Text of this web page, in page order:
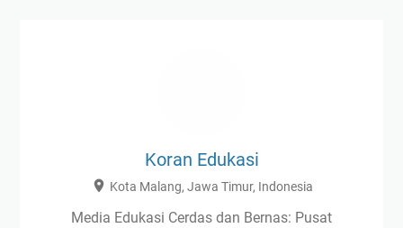
Koran Edukasi
Kota Malang, Jawa Timur, Indonesia
Media Edukasi Cerdas dan Bernas: Pusat